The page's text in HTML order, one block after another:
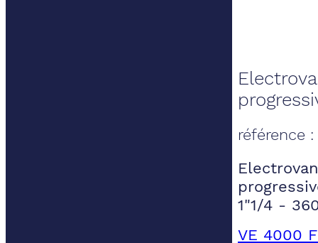
référence :
1"1/4 -
VE 4000